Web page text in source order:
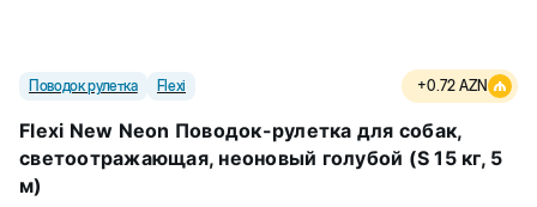
Поводок рулетка Flexi +0.72 AZN
Flexi New Neon Поводок-рулетка для собак,
светоотражающая, неоновый голубой (S 15 кг, 5
м)